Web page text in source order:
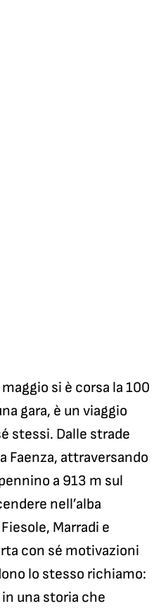
si è corsa la 100
gara, è un viaggio
stessi. Dalle strade
Faenza, attraversando
a 913 m sul
nell’alba
Marradi e
con sé motivazioni
lo stesso richiamo:
una storia che